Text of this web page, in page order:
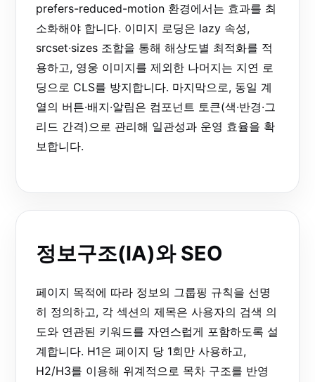
prefers-reduced-motion 환경에서는 효과를 최
소화해야 합니다. 이미지 로딩은 lazy 속성,
srcset·sizes 조합을 통해 해상도별 최적화를 적
용하고, 영웅 이미지를 제외한 나머지는 지연 로
딩으로 CLS를 방지합니다. 마지막으로, 동일 계
열의 버튼·배지·알림은 컴포넌트 토큰(색·반경·그
리드 간격)으로 관리해 일관성과 운영 효율을 확
보합니다.
정보구조(IA)와 SEO
페이지 목적에 따라 정보의 그룹핑 규칙을 선명
히 정의하고, 각 섹션의 제목은 사용자의 검색 의
도와 연관된 키워드를 자연스럽게 포함하도록 설
계합니다. H1은 페이지 당 1회만 사용하고,
H2/H3를 이용해 위계적으로 목차 구조를 반영